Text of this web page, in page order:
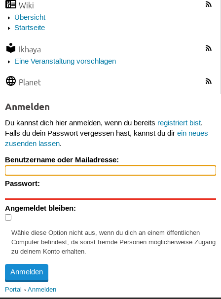
Wiki
Übersicht
Startseite
Ikhaya
Eine Veranstaltung vorschlagen
Planet
Anmelden
Du kannst dich hier anmelden, wenn du bereits registriert bist.
Falls du dein Passwort vergessen hast, kannst du dir ein neues
zusenden lassen.
Benutzername oder Mailadresse:
Passwort:
Angemeldet bleiben:
Wähle diese Option nicht aus, wenn du dich an einem öffentlichen
Computer befindest, da sonst fremde Personen möglicherweise Zugang
zu deinem Konto erhalten.
Portal Anmelden